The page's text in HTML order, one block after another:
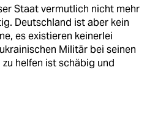
Staat vermutlich nicht mehr
Deutschland ist aber kein
es existieren keinerlei
Militär bei seinen
helfen ist schäbig und